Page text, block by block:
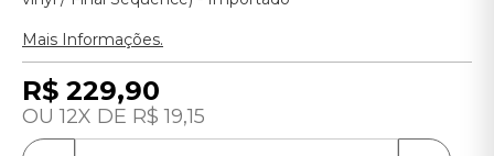
Mais Informações.
R$ 229,90
12 R$ 19,15